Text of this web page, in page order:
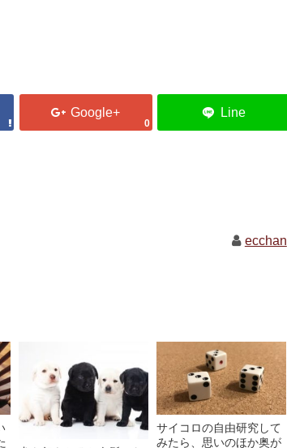
0
ecchan
サイコロの自由研究して
みたら、思いのほか奥が